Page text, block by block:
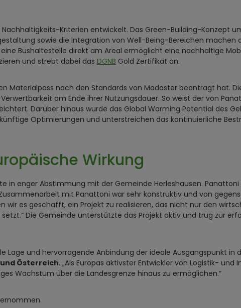
Kriterien entwickelt. Das Green-Building-Konzept
sowie die Integration von Well-Being-Bereichen
Bushaltestelle direkt am Areal ermöglicht eine nachhaltige
und strebt dabei das DGNB Gold Zertifikat an.
Materialpass nach den Standards von Madaster beantragt hat.
am Ende ihrer Nutzungsdauer. So weist der von
Darüber hinaus wurde das Global Warming Potential des
Optimierungen und unterstreichen das kontinuierliche
Wirkung
in enger Abstimmung mit der Gemeinde Herleshausen.
mit Panattoni war sehr konstruktiv und von
wir es geschafft, ein Projekt zu realisieren, das nicht nur den
Die Gemeinde unterstützte das Projekt aktiv und trug zur
Lage und hervorragende Anbindung der ideale Ausgangspunkt in
Österreich. „Als Europas aktivster Entwickler von Logistik-
Wachstum über die Landesgrenze hinaus zu ermöglichen.“